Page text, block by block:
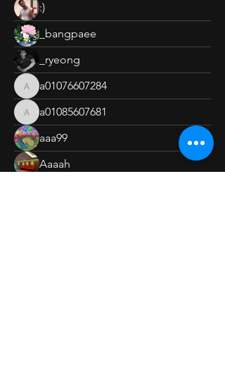
:)
_bangpaee
_ryeong
a01076607284
a01076607284
a01085607681
a01085607681
aaa99
Aaaah